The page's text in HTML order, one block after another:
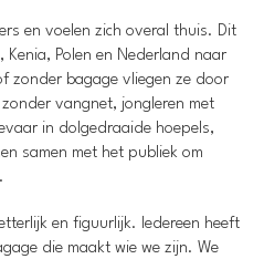
en voelen zich overal thuis. Dit
Polen en Nederland naar
zonder bagage vliegen ze door
vangnet, jongleren met
in dolgedraaide hoepels,
samen met het publiek om
en figuurlijk. Iedereen heeft
die maakt wie we zijn. We